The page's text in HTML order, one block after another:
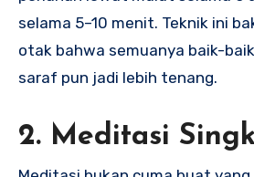
selama 5–10 menit. Teknik ini
otak bahwa semuanya baik-
saraf pun jadi lebih tenang.
2. Meditasi